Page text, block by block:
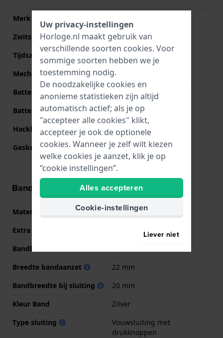
Merk uurwerk
Zwitsers uurwerk
Nee
Tijdsaanduiding
Analoog
Mechanisme
Solar Quartz
Batterij
CTL1616
Batterijduur
6 Maanden
Hackbaar
Nee
Geskeletteerd
Nee
Band informatie
Materiaal Band
Roestvrij staal
Extra info
Stainless Steel Bracelet
Bandbreedte
Breedte bandaanzet
22 mm
Bandbreedte bij sluiting
20 mm
Kleur Band
Zilver
Type sluiting
Vouwsluiting met
drukknoppen
Uw privacy-instellingen
Horloge.nl maakt gebruik van
verschillende soorten cookies. Voor
sommige soorten hebben we je
toestemming nodig.
De noodzakelijke cookies en
anonieme statistieken zijn altijd
automatisch actief; als je op
"accepteer alle cookies" klikt,
accepteer je ook de optionele
cookies. Wanneer je zelf wilt kiezen
welke cookies je aanzet, klik je op
“cookie instellingen”.
Alles accepteren
Cookie-instellingen
Liever niet